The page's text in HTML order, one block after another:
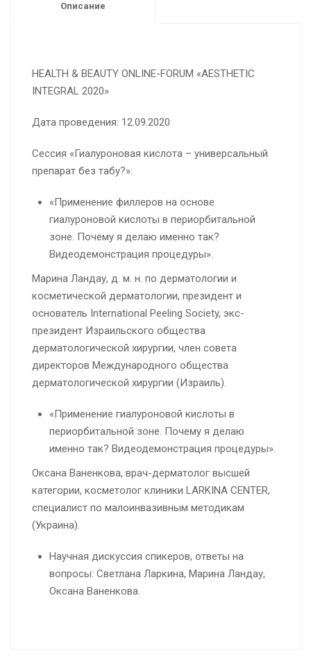
Описание
HEALTH & BEAUTY ONLINE-FORUM «AESTHETIC
INTEGRAL 2020»
Дата проведения: 12.09.2020
Сессия «Гиалуроновая кислота – универсальный
препарат без табу?»:
«Применение филлеров на основе
гиалуроновой кислоты в периорбитальной
зоне. Почему я делаю именно так?
Видеодемонстрация процедуры».
Марина Ландау, д. м. н. по дерматологии и
косметической дерматологии, президент и
основатель International Peeling Society, экс-
президент Израильского общества
дерматологической хирургии, член совета
директоров Международного общества
дерматологической хирургии (Израиль).
«Применение гиалуроновой кислоты в
периорбитальной зоне. Почему я делаю
именно так? Видеодемонстрация процедуры».
Оксана Ваненкова, врач-дерматолог высшей
категории, косметолог клиники LARKINA CENTER,
специалист по малоинвазивным методикам
(Украина).
Научная дискуссия спикеров, ответы на
вопросы: Светлана Ларкина, Марина Ландау,
Оксана Ваненкова.